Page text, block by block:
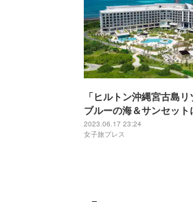
「ヒルトン沖縄宮古島
ブルーの海＆サンセット
室のビーチリゾートホテル
2023.06.17 23:24
女子旅プレス